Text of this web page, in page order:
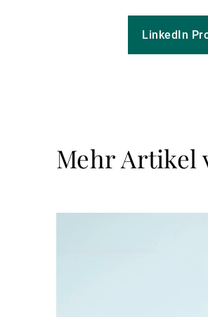
LinkedIn
Mehr Artikel